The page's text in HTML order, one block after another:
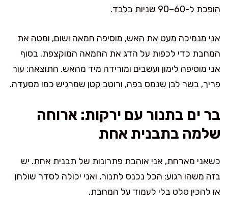
הופכת ל-60–90 שניות בלבד.
אני מנמיכה מעט את האש, מוסיפה חמאה ושום, ומטה את
המחבת כדי לכפות על הדג את החמאה המוקצפת. בסוף
אני מוסיפה לימון ועשבים ומורידה מיד מהאש. התוצאה: עור
פריך, בשר לבן שנמס בפה, ורוטב קטן שמרגיש כמו מסעדה.
בר ים בתנור עם ירקות: ארוחה
שלמה בתבנית אחת
כשאני מארחת, אני אוהבת פתרונות של תבנית אחת. יש
בזה משהו רגוע: הכל נכנס לתנור, ואני יכולה לסדר שולחן
או להכין סלט בלי לעמוד על המחבת.